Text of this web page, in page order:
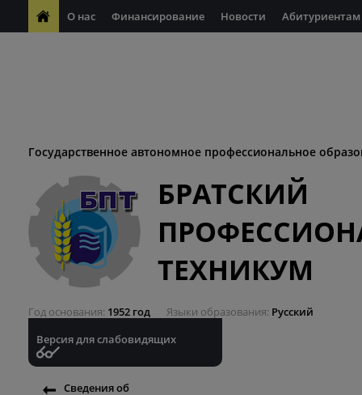
О нас Финансирование Новости Абитуриентам
Государственное автономное профессиональное
БРАТСКИЙ
ТЕХНИКУМ
Год основания 1952 год Языки образования Русский
Версия для слабовидящих
Сведения об